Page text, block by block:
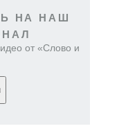
НА НАШ
от «Слово и